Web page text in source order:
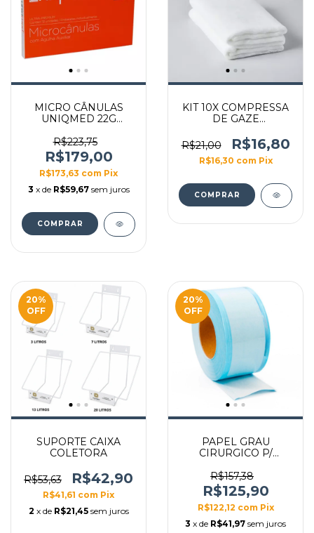
MICRO CÂNULAS
UNIQMED 22G
COM AGULHA
AUXILIAR 21GX1 CX
12UN
R$223,75
R$179,00
R$173,63 com Pix
3 x de R$59,67 sem juros
KIT 10X COMPRESSA
DE GAZE
10X15CM
R$21,00 R$16,80
R$16,30 com Pix
20%
OFF
SUPORTE CAIXA
COLETORA
R$53,63 R$42,90
R$41,61 com Pix
2 x de R$21,45 sem juros
20%
OFF
PAPEL GRAU
CIRURGICO P/
FLEXPELL 25CM X
100M
R$157,38
R$125,90
R$122,12 com Pix
3 x de R$41,97 sem juros